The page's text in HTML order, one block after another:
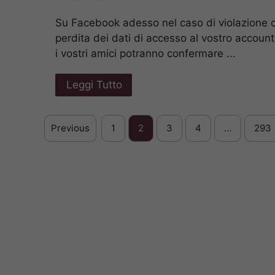
Su Facebook adesso nel caso di violazione
perdita dei dati di accesso al vostro
i vostri amici potranno confermare ...
Leggi Tutto
Previous 1 2 3 4 … 293